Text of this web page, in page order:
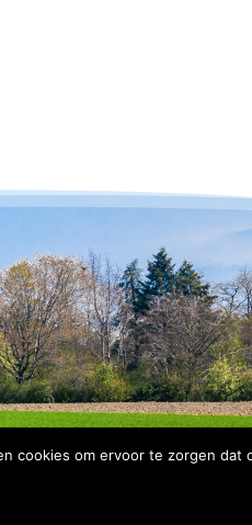
cookies om ervoor te zorgen